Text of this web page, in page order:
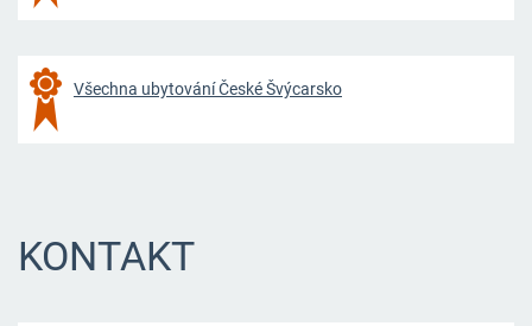
Všechna ubytování České Švýcarsko
KONTAKT